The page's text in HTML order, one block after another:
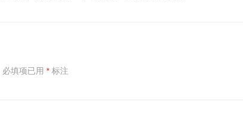
必填项已用 * 标注